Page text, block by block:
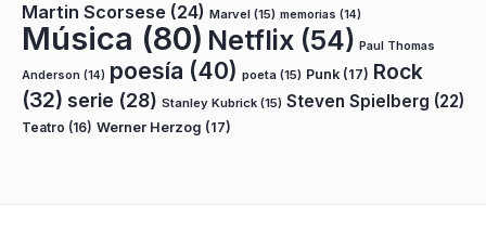
Martin Scorsese (24) Marvel (15) memorias (14)
Música (80) Netflix (54) Paul Thomas
Anderson (14) poesía (40) poeta (15) Punk (17) Rock
(32) serie (28) Stanley Kubrick (15) Steven Spielberg (22)
Teatro (16) Werner Herzog (17)